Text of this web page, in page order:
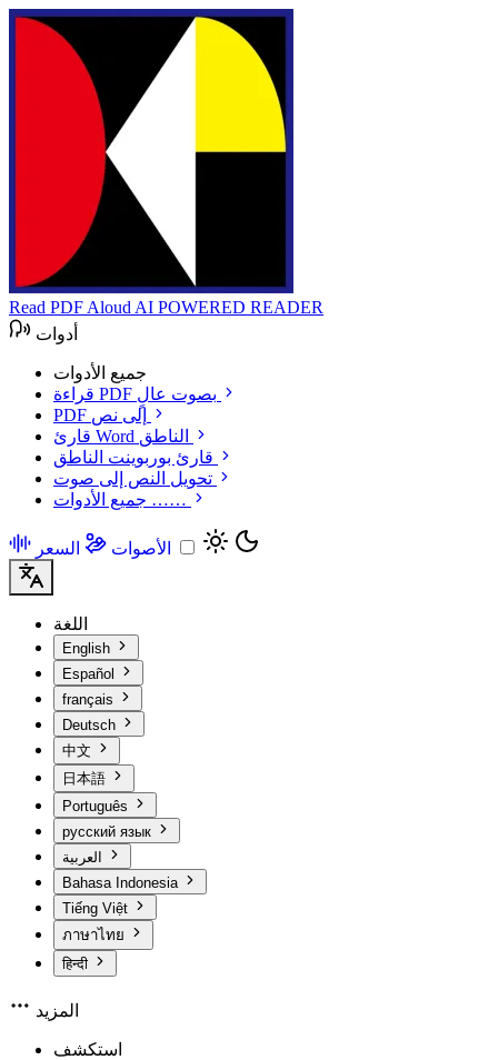
Read PDF Aloud AI POWERED READER
أدوات
جميع الأدوات
قراءة PDF بصوت عالٍ
PDF إلى نص
قارئ Word الناطق
قارئ بوربوينت الناطق
تحويل النص إلى صوت
جميع الأدوات ……
الأصوات السعر
اللغة
English
Español
français
Deutsch
中文
日本語
Português
русский язык
Bahasa Indonesia
Tiếng Việt
ภาษาไทย
हिन्दी
المزيد
استكشف